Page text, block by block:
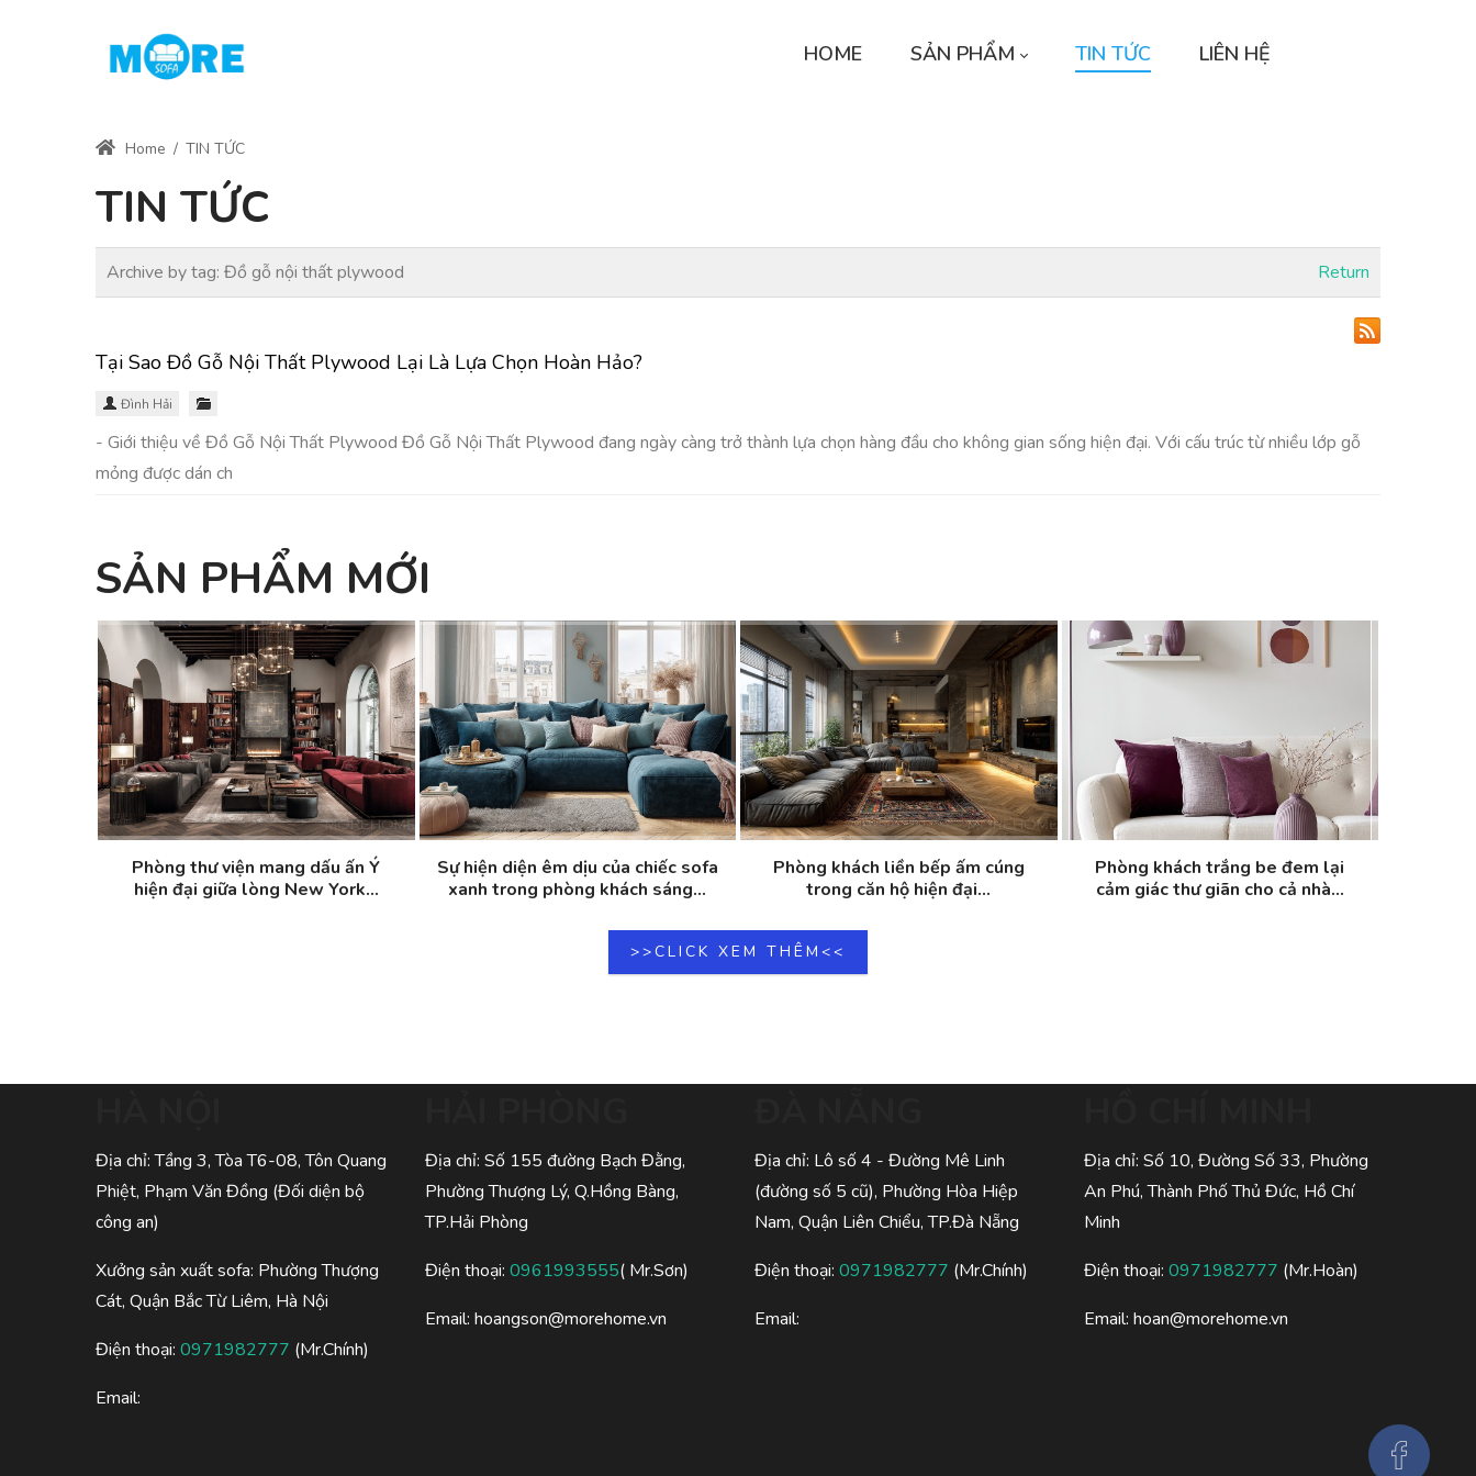
HOME SẢN PHẨM TIN TỨC LIÊN HỆ
Home / TIN TỨC
TIN TỨC
Archive by tag: Đồ gỗ nội thất plywood Return
Tại Sao Đồ Gỗ Nội Thất Plywood Lại Là Lựa Chọn Hoàn Hảo?
Đình Hải
- Giới thiệu về Đồ Gỗ Nội Thất Plywood Đồ Gỗ Nội Thất Plywood đang ngày càng trở thành lựa chọn hàng đầu cho không gian sống hiện đại. Với cấu trúc từ nhiều lớp gỗ
mỏng được dán ch
SẢN PHẨM MỚI
Phòng thư viện mang dấu ấn Ý
hiện đại giữa lòng New York...
Sự hiện diện êm dịu của chiếc sofa
xanh trong phòng khách sáng...
Phòng khách liền bếp ấm cúng
trong căn hộ hiện đại...
Phòng khách trắng be đem lại
cảm giác thư giãn cho cả nhà...
>>CLICK XEM THÊM<<
Địa chỉ: Tầng 3, Tòa T6-08, Tôn Quang
Phiệt, Phạm Văn Đồng (Đối diện bộ
công an)
Xưởng sản xuất sofa: Phường Thượng
Cát, Quận Bắc Từ Liêm, Hà Nội
Điện thoại: 0971982777 (Mr.Chính)
Email:
Địa chỉ: Số 155 đường Bạch Đằng,
Phường Thượng Lý, Q.Hồng Bàng,
TP.Hải Phòng
Điện thoại: 0961993555( Mr.Sơn)
Email: hoangson@morehome.vn
Địa chỉ: Lô số 4 - Đường Mê Linh
(đường số 5 cũ), Phường Hòa Hiệp
Nam, Quận Liên Chiểu, TP.Đà Nẵng
Điện thoại: 0971982777 (Mr.Chính)
Email:
Địa chỉ: Số 10, Đường Số 33, Phường
An Phú, Thành Phố Thủ Đức, Hồ Chí
Minh
Điện thoại: 0971982777 (Mr.Hoàn)
Email: hoan@morehome.vn